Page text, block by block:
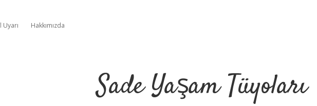
Uyarı Hakkımızda
Sade Yaşam Tüyoları